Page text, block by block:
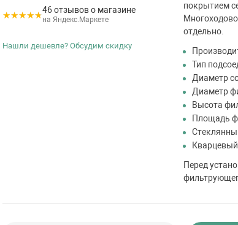
46 отзывов о магазине
на Яндекс.Маркете
Нашли дешевле? Обсудим скидку
покрытием
отдельно.
Тип
Диаметр
Диаметр
Высота
Площадь
Перед